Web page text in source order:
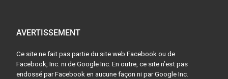
AVERTISSEMENT
Ce site ne fait pas partie du site web Facebook ou de
Facebook, Inc. ni de Google Inc. En outre, ce site n’est pas
endossé par Facebook en aucune façon ni par Google Inc.